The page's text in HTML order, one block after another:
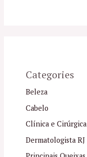
Categories
Beleza
Cabelo
Clínica e Cirúrgica
Dermatologista RJ